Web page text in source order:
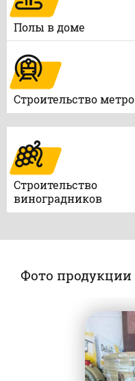
Полы в доме
Строительство метро
Строительство
виноградников
Фото продукции